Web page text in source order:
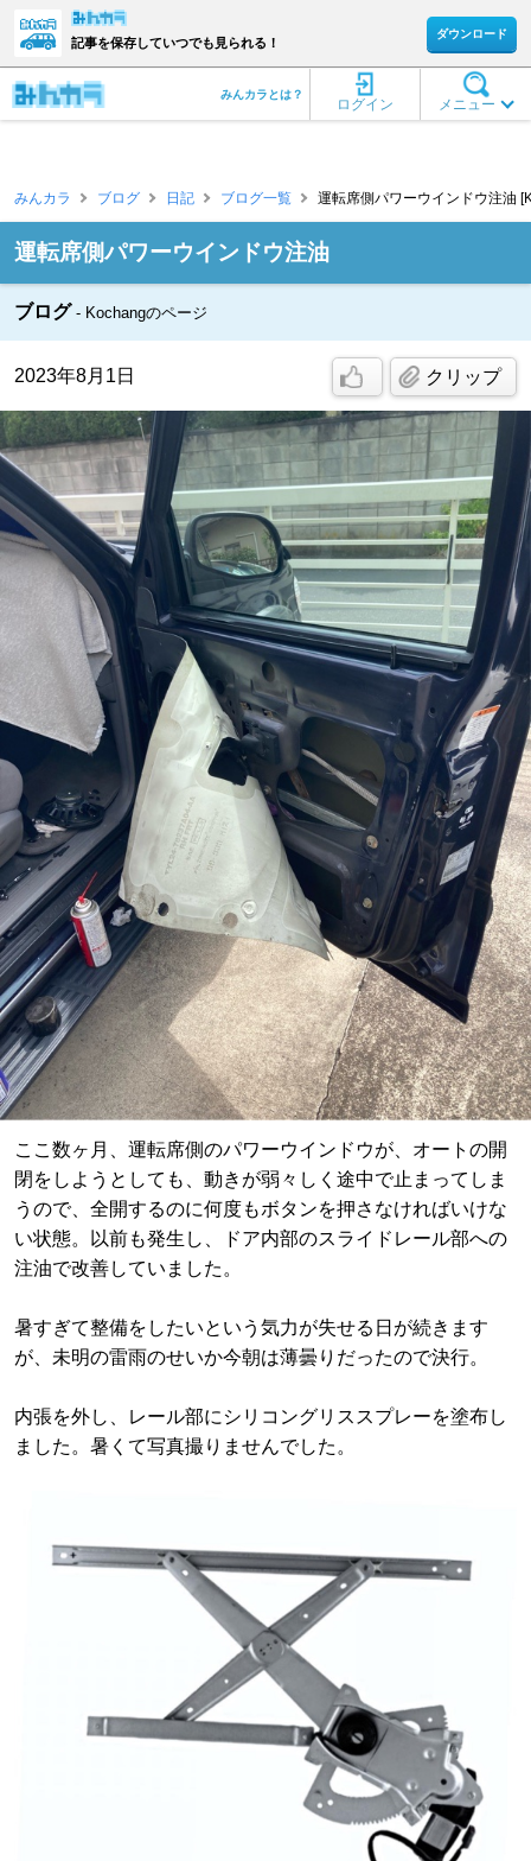
記事を保存していつでも見られる！
ダウンロード
メニュー
ログイン
みんカラとは？
みんカラ ブログ 日記 ブログ一覧 運転席側パワーウインドウ注油
運転席側パワーウインドウ注油
ブログ Kochangのページ
2023年8月1日 クリップ
ここ数ヶ月、運転席側のパワーウインドウが、オートの開
閉をしようとしても、動きが弱々しく途中で止まってしま
うので、全開するのに何度もボタンを押さなければいけな
い状態。以前も発生し、ドア内部のスライドレール部への
注油で改善していました。
暑すぎて整備をしたいという気力が失せる日が続きます
が、未明の雷雨のせいか今朝は薄曇りだったので決行。
内張を外し、レール部にシリコングリススプレーを塗布し
ました。暑くて写真撮りませんでした。